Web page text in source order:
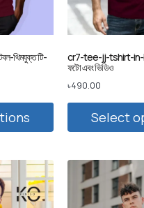
থিমযুক্ত টি- cr7-tee-jj-tshirt-
ফটো এবং ভিডিও
৳490.00
Select